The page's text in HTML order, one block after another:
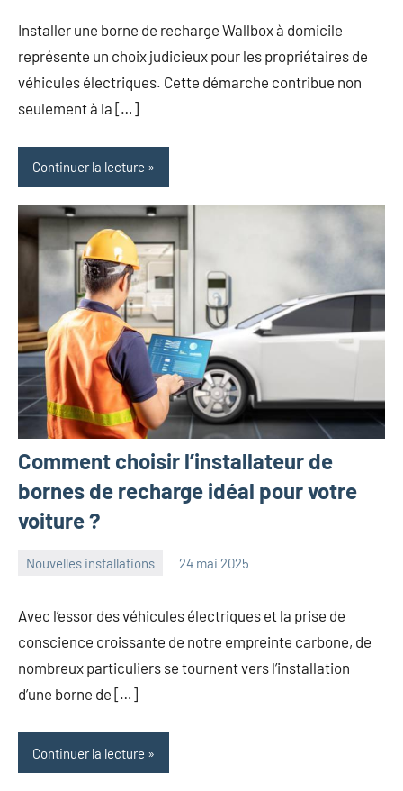
Installer une borne de recharge Wallbox à domicile
représente un choix judicieux pour les propriétaires de
véhicules électriques. Cette démarche contribue non
seulement à la […]
Continuer la lecture
Comment choisir l’installateur de
bornes de recharge idéal pour votre
voiture ?
Nouvelles installations 24 mai 2025
Avec l’essor des véhicules électriques et la prise de
conscience croissante de notre empreinte carbone, de
nombreux particuliers se tournent vers l’installation
d’une borne de […]
Continuer la lecture